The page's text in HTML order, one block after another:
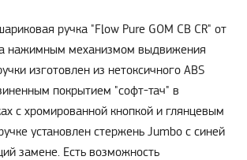
ручка "Flow Pure GOM CB CR" от
нажимным механизмом выдвижения
изготовлен из нетоксичного ABS
покрытием "софт-тач" в
с хромированной кнопкой и глянцевым
установлен стержень Jumbo с синей
замене. Есть возможность